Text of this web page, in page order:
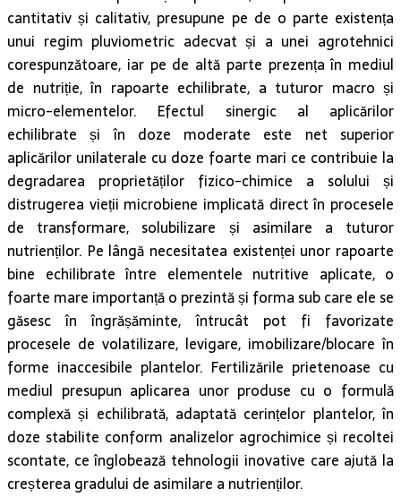
cantitativ și calitativ, presupune pe de o parte existența
unui regim pluviometric adecvat și a unei agrotehnici
corespunzătoare, iar pe de altă parte prezența în mediul
de nutriție, în rapoarte echilibrate, a tuturor macro și
micro-elementelor. Efectul sinergic al aplicărilor
echilibrate și în doze moderate este net superior
aplicărilor unilaterale cu doze foarte mari ce contribuie la
degradarea proprietăților fizico-chimice a solului și
distrugerea vieții microbiene implicată direct în procesele
de transformare, solubilizare și asimilare a tuturor
nutrienților. Pe lângă necesitatea existenței unor rapoarte
bine echilibrate între elementele nutritive aplicate, o
foarte mare importanță o prezintă și forma sub care ele se
găsesc în îngrășăminte, întrucât pot fi favorizate
procesele de volatilizare, levigare, imobilizare/blocare în
forme inaccesibile plantelor. Fertilizările prietenoase cu
mediul presupun aplicarea unor produse cu o formulă
complexă și echilibrată, adaptată cerințelor plantelor, în
doze stabilite conform analizelor agrochimice și recoltei
scontate, ce înglobează tehnologii inovative care ajută la
creșterea gradului de asimilare a nutrienților.